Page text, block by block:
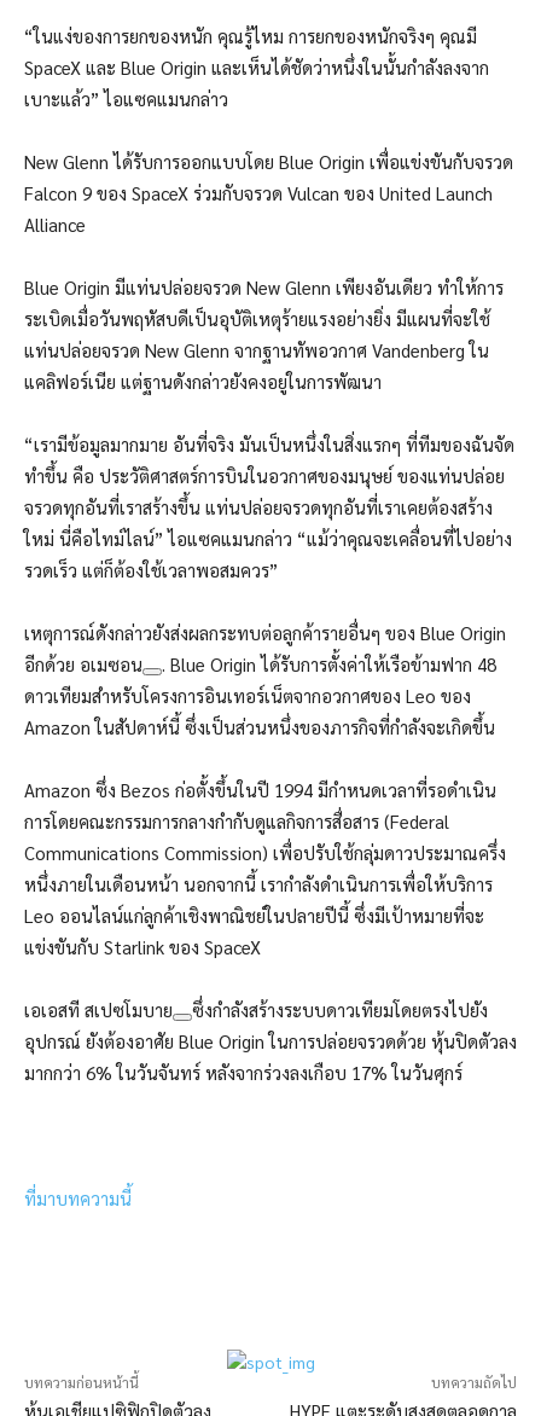
“ในแง่ของการยกของหนัก คุณรู้ไหม การยกของหนักจริงๆ คุณมี
SpaceX และ Blue Origin และเห็นได้ชัดว่าหนึ่งในนั้นกำลังลงจาก
เบาะแล้ว” ไอแซคแมนกล่าว
New Glenn ได้รับการออกแบบโดย Blue Origin เพื่อแข่งขันกับจรวด
Falcon 9 ของ SpaceX ร่วมกับจรวด Vulcan ของ United Launch
Alliance
Blue Origin มีแท่นปล่อยจรวด New Glenn เพียงอันเดียว ทำให้การ
ระเบิดเมื่อวันพฤหัสบดีเป็นอุบัติเหตุร้ายแรงอย่างยิ่ง มีแผนที่จะใช้
แท่นปล่อยจรวด New Glenn จากฐานทัพอวกาศ Vandenberg ใน
แคลิฟอร์เนีย แต่ฐานดังกล่าวยังคงอยู่ในการพัฒนา
“เรามีข้อมูลมากมาย อันที่จริง มันเป็นหนึ่งในสิ่งแรกๆ ที่ทีมของฉันจัด
ทำขึ้น คือ ประวัติศาสตร์การบินในอวกาศของมนุษย์ ของแท่นปล่อย
จรวดทุกอันที่เราสร้างขึ้น แท่นปล่อยจรวดทุกอันที่เราเคยต้องสร้าง
ใหม่ นี่คือไทม์ไลน์” ไอแซคแมนกล่าว “แม้ว่าคุณจะเคลื่อนที่ไปอย่าง
รวดเร็ว แต่ก็ต้องใช้เวลาพอสมควร”
เหตุการณ์ดังกล่าวยังส่งผลกระทบต่อลูกค้ารายอื่นๆ ของ Blue Origin
อีกด้วย อเมซอน
. Blue Origin ได้รับการตั้งค่าให้เรือข้ามฟาก 48
ดาวเทียมสำหรับโครงการอินเทอร์เน็ตจากอวกาศของ Leo ของ
Amazon ในสัปดาห์นี้ ซึ่งเป็นส่วนหนึ่งของภารกิจที่กำลังจะเกิดขึ้น
Amazon ซึ่ง Bezos ก่อตั้งขึ้นในปี 1994 มีกำหนดเวลาที่รอดำเนิน
การโดยคณะกรรมการกลางกำกับดูแลกิจการสื่อสาร (Federal
Communications Commission) เพื่อปรับใช้กลุ่มดาวประมาณครึ่ง
หนึ่งภายในเดือนหน้า นอกจากนี้ เรากำลังดำเนินการเพื่อให้บริการ
Leo ออนไลน์แก่ลูกค้าเชิงพาณิชย์ในปลายปีนี้ ซึ่งมีเป้าหมายที่จะ
แข่งขันกับ Starlink ของ SpaceX
เอเอสที สเปซโมบาย
ซึ่งกำลังสร้างระบบดาวเทียมโดยตรงไปยัง
อุปกรณ์ ยังต้องอาศัย Blue Origin ในการปล่อยจรวดด้วย หุ้นปิดตัวลง
มากกว่า 6% ในวันจันทร์ หลังจากร่วงลงเกือบ 17% ในวันศุกร์
ที่มาบทความนี้
บทความก่อนหน้านี้
หุ้นเอเชียแปซิฟิกปิดตัวลง
บทความถัดไป
HYPE แตะระดับสูงสุดตลอดกาล